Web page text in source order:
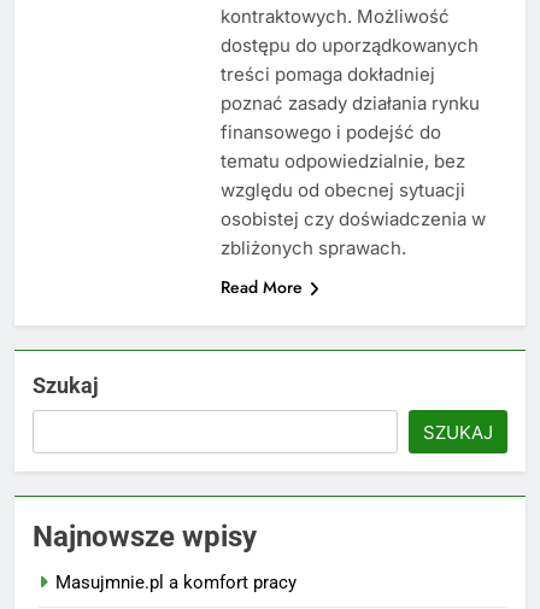
kontraktowych. Możliwość
dostępu do uporządkowanych
treści pomaga dokładniej
poznać zasady działania rynku
finansowego i podejść do
tematu odpowiedzialnie, bez
względu od obecnej sytuacji
osobistej czy doświadczenia w
zbliżonych sprawach.
Read More
Szukaj
SZUKAJ
Najnowsze wpisy
Masujmnie.pl a komfort pracy